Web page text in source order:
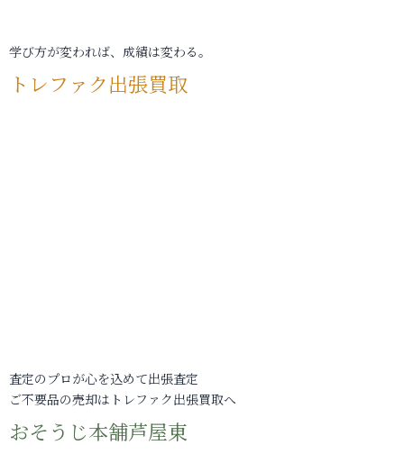
学び方が変われば、成績は変わる。
トレファク出張買取
査定のプロが心を込めて出張査定
ご不要品の売却はトレファク出張買取へ
おそうじ本舗芦屋東